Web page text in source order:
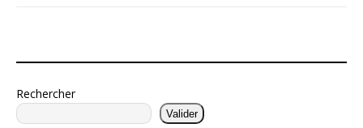
Rechercher
Valider